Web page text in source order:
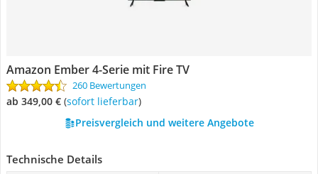
Amazon Ember 4-Serie mit Fire TV
260 Bewertungen
ab 349,00 € ( Sofort lieferbar)
Preisvergleich und weitere Angebote
Technische Details